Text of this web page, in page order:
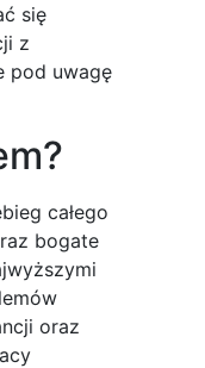
się
z
pod uwagę
całego
bogate
oraz